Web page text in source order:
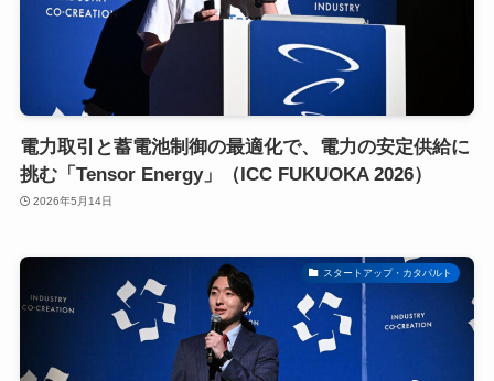
電力取引と蓄電池制御の最適化で、電力の安定供給に
挑む「Tensor Energy」（ICC FUKUOKA 2026）
2026年5月14日
スタートアップ・カタパルト